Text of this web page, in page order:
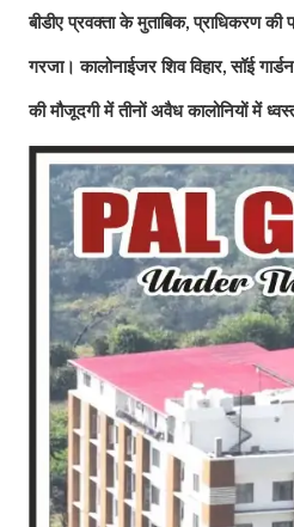
बीडीए प्रवक्‍ता के मुताबिक,प्राधिकरण की
गरजा। कालोनाईजर शिव विहार,सॉई
की मौजूदगी में तीनों अवैध कालोनियों में